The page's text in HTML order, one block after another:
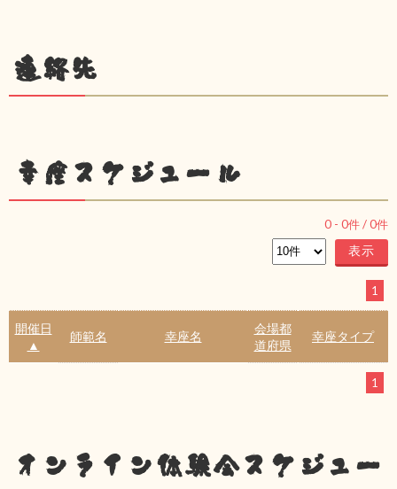
連絡先
幸座スケジュール
0 - 0件 /0件
1
開催日
▲
師範名 幸座名
会場都
道府県
幸座タイプ
1
オンライン体験会スケジュー